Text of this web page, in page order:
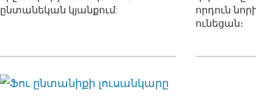
ընտանեկան կյանքում:
որդուն
ունեցան։